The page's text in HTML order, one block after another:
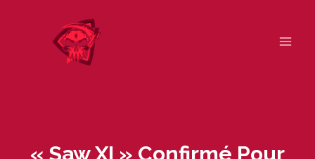
« Saw XI » Confirmé Pour